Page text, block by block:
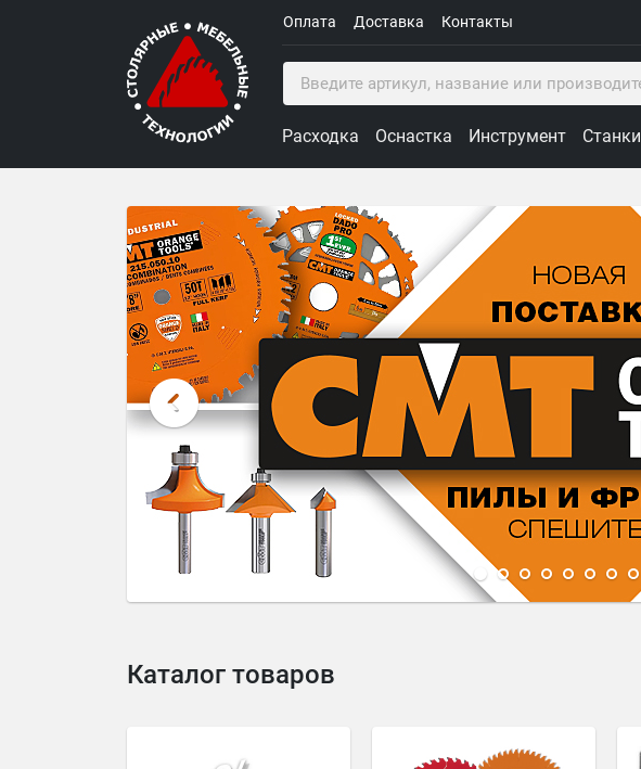
Оплата Доставка Контакты
Расходка Оснастка Инструмент Станки
Столярные Мебельные Технологии
1 2 3 4 5
Каталог товаров